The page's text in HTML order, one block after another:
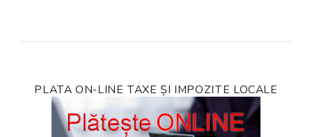
PLATA ON-LINE TAXE ȘI IMPOZITE LOCALE